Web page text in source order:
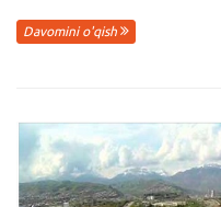
Davomini o'qish